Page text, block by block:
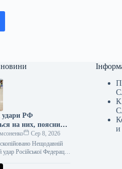
РФ
на них, пояснили
ритейлерівСер 8, 2026
Нещодавній
Російської Федерації
и